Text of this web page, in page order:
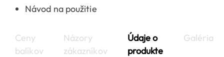
Návod na použitie
Ceny
balíkov
Názory
zákazníkov
Údaje o
produkte
Galéria